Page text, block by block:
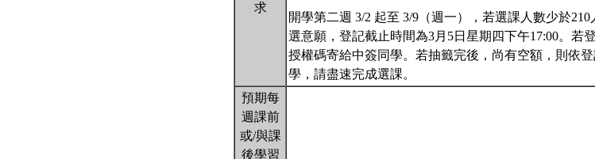
求
開學第二週 3/2 起至 3/9（週一），若選課人數少於
選意願，登記截止時間為3月5日星期四下午17:00。若
授權碼寄給中簽同學。若抽籤完後，尚有空額，則依
學，請盡速完成選課。
預期每
週課前
或/與課
後學習